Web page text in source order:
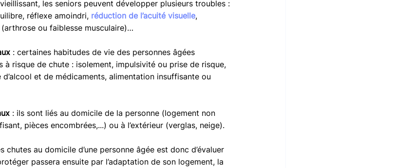
les seniors peuvent développer plusieurs troubles :
réflexe amoindri, réduction de l’acuité visuelle,
ou faiblesse musculaire)…
: certaines habitudes de vie des personnes âgées
à risque de chute : isolement, impulsivité ou prise de risque,
et de médicaments, alimentation insuffisante ou
: ils sont liés au domicile de la personne (logement non
pièces encombrées,...) ou à l’extérieur (verglas, neige).
au domicile d’une personne âgée est donc d’évaluer
passera ensuite par l’adaptation de son logement, la